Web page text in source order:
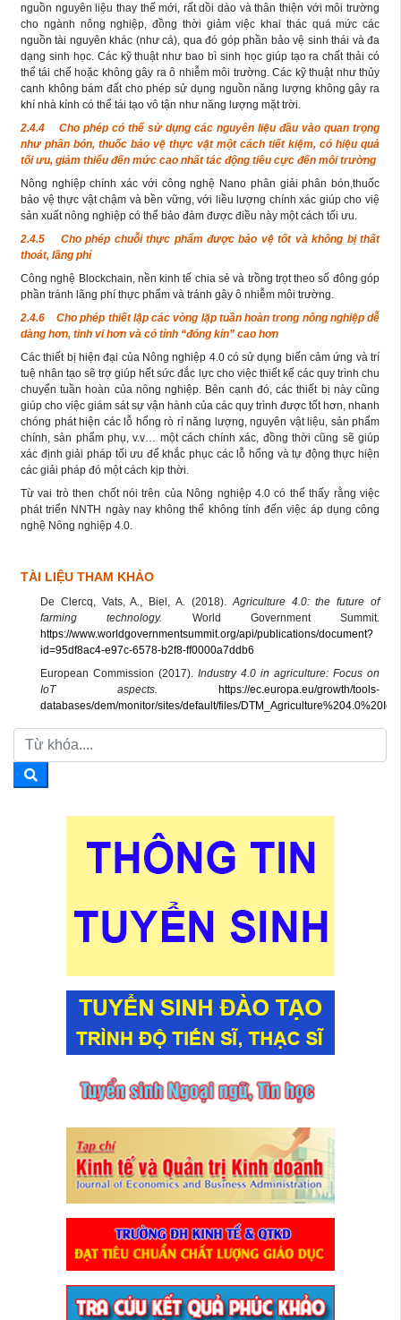
nguồn nguyên liệu thay thế mới, rất dồi dào và thân thiện với môi trường
cho ngành nông nghiệp, đồng thời giảm việc khai thác quá mức các
nguồn tài nguyên khác (như cá), qua đó góp phần bảo vệ sinh thái và đa
dạng sinh học. Các kỹ thuật như bao bì sinh học giúp tạo ra chất thải có
thể tái chế hoặc không gây ra ô nhiễm môi trường. Các kỹ thuật như thủy
canh không bám đất cho phép sử dụng nguồn năng lượng không gây ra
khí nhà kính có thể tái tạo vô tận như năng lượng mặt trời.
2.4.4 Cho phép có thể sử dụng các nguyên liệu đầu vào quan trọng
như phân bón, thuốc bảo vệ thực vật một cách tiết kiệm, có hiệu quả
tối ưu, giảm thiểu đến mức cao nhất tác động tiêu cực đến môi trường
Nông nghiệp chính xác với công nghệ Nano phân giải phân bón,thuốc
bảo vệ thực vật chậm và bền vững, với liều lượng chính xác giúp cho việ
sản xuất nông nghiệp có thể bảo đảm được điều này một cách tối ưu.
2.4.5 Cho phép chuỗi thực phẩm được bảo vệ tốt và không bị thất
thoát, lãng phí
Công nghệ Blockchain, nền kinh tế chia sẻ và trồng trọt theo số đông góp
phần tránh lãng phí thực phẩm và tránh gây ô nhiễm môi trường.
2.4.6 Cho phép thiết lập các vòng lặp tuần hoàn trong nông nghiệp dễ
dàng hơn, tinh vi hơn và có tính “đóng kín” cao hơn
Các thiết bị hiện đại của Nông nghiệp 4.0 có sử dụng biến cảm ứng và trí
tuệ nhân tạo sẽ trợ giúp hết sức đắc lực cho việc thiết kế các quy trình chu
chuyển tuần hoàn của nông nghiệp. Bên cạnh đó, các thiết bị này cũng
giúp cho việc giám sát sự vận hành của các quy trình được tốt hơn, nhanh
chóng phát hiện các lỗ hổng rò rỉ năng lượng, nguyên vật liệu, sản phẩm
chính, sản phẩm phụ, v.v… một cách chính xác, đồng thời cũng sẽ giúp
xác định giải pháp tối ưu để khắc phục các lỗ hổng và tự động thực hiện
các giải pháp đó một cách kịp thời.
Từ vai trò then chốt nói trên của Nông nghiệp 4.0 có thể thấy rằng việc
phát triển NNTH ngày nay không thể không tính đến việc áp dụng công
nghệ Nông nghiệp 4.0.
TÀI LIỆU THAM KHẢO
De Clercq, Vats, A., Biel, A. (2018). Agriculture 4.0: the future of
farming technology. World Government Summit.
https://www.worldgovernmentsummit.org/api/publications/document?
id=95df8ac4-e97c-6578-b2f8-ff0000a7ddb6
European Commission (2017). Industry 4.0 in agriculture: Focus on
IoT aspects.
https://ec.europa.eu/growth/tools-
databases/dem/monitor/sites/default/files/